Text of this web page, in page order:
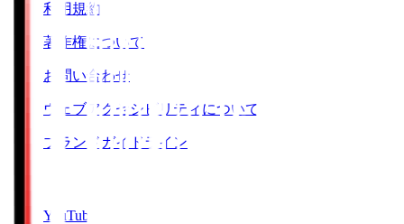
利用規約
著作権について
お問い合わせ
ウェブアクセシビリティについて
ブランドガイドライン
YouTube